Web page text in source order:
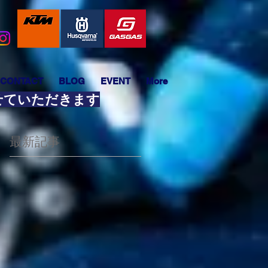
CONTACT BLOG EVENT More
ていただきます
最新記事